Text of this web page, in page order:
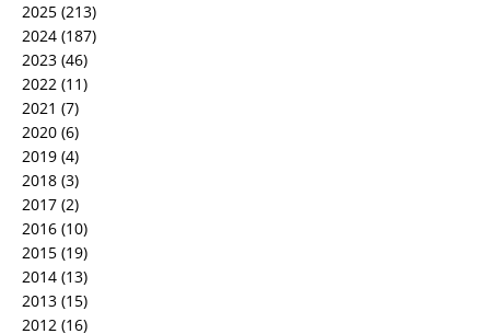
2025 (213)
2024 (187)
2023 (46)
2022 (11)
2021 (7)
2020 (6)
2019 (4)
2018 (3)
2017 (2)
2016 (10)
2015 (19)
2014 (13)
2013 (15)
2012 (16)